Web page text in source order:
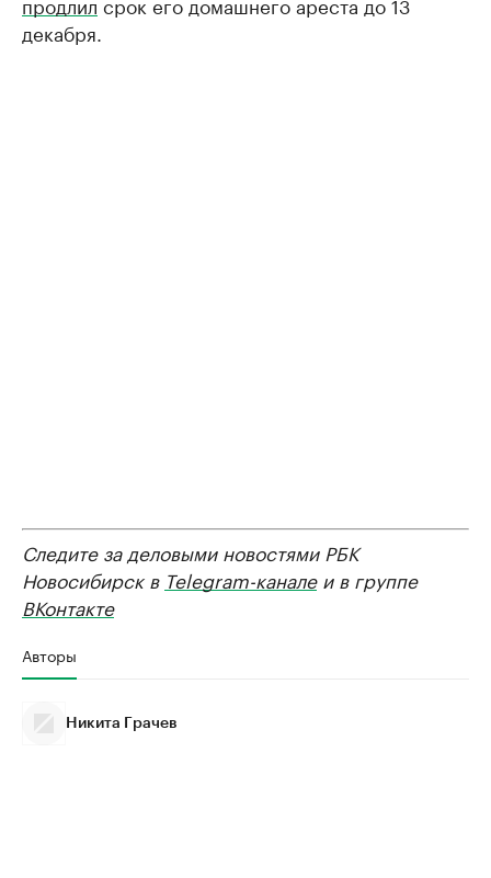
декабря.
Следите за деловыми новостями РБК
Новосибирск в Telegram-каналеи в группе
ВКонтакте
Авторы
Никита Грачев